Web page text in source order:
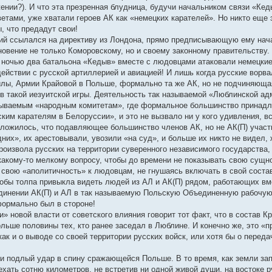
И что эта презренная блудница, будучи начальником связи
уже хватали героев АК как «немецких карателей». Но никто
что предадут свои!
ссылался на директиву из Лондона, прямо предписывающую ему
не только Коморовскому, но и своему законному
два батальона «Кедыв» вместе с людовцами атаковали
с русской артиллерией и авиацией! И лишь когда русские
Армии Крайовой в Польше, формально та же АК, но не
такой иезуитской игры. Деятельность так называемой «Люблинской
«народным комитетам», где формальное большинство
карателям в Белоруссии», и это не вызвало ни у кого
что подавляющее большинство членов АК, но не АК(П)
их арестовывали, увозили «на суд», и больше их никто не
русских на территории суверенного независимого
то мелкому вопросу, чтобы до времени не показывать свою
«аполитичность» к людовцам, не гнушаясь включать в свой
толпа привыкла видеть людей из АЛ и АК(П) рядом, работающих
АК(П) и АЛ в так называемую Польскую Объединенную
был в стороне!
новой власти от советского влияния говорит тот факт, что в состав
половины тех, кто ранее заседал в Люблине. И конечно же, это
и о выводе со своей территории русских войск, или хотя бы о
подлый удар в спину сражающейся Польше. В то время, как земли
сотню километров, не встретив ни одной живой души, на востоке